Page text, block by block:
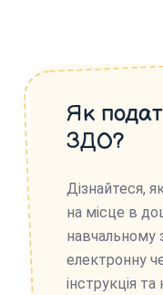
Як
ЗДО?
Дізнайтеся,
на місце в
навчальному
електронну
інструкція